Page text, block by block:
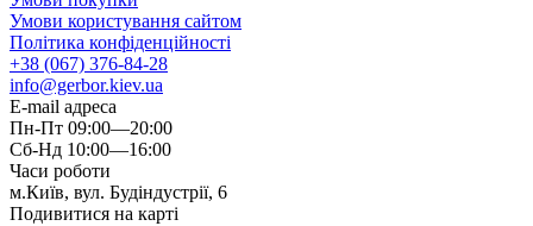
Умови користування сайтом
Політика конфіденційності
+38 (067) 376-84-28
info@gerbor.kiev.ua
E-mail адреса
Пн-Пт 09:00—20:00
Сб-Нд 10:00—16:00
Часи роботи
м.Київ, вул. Будіндустрії, 6
Подивитися на карті